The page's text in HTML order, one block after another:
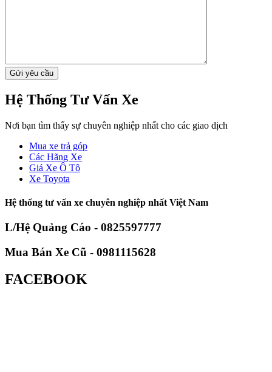
Hệ Thống Tư Vấn Xe
Nơi bạn tìm thấy sự chuyên nghiệp nhất cho các giao dịch
Mua xe trả góp
Các Hãng Xe
Giá Xe Ô Tô
Xe Toyota
Hệ thống tư vấn xe chuyên nghiệp nhất Việt Nam
L/Hệ Quảng Cáo - 0825597777
Mua Bán Xe Cũ - 0981115628
FACEBOOK